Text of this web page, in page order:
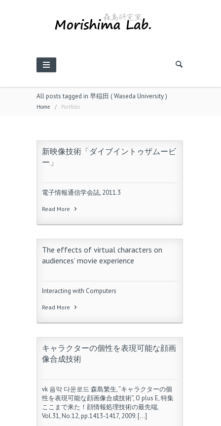
All posts tagged in 早稲田 ( Waseda University )
Home / Portfolio
新映像技術「ダイブイントゥザムービ
ー」
電子情報通信学会誌, 2011.3
Read More
The effects of virtual characters on
audiences’ movie experience
Interacting with Computers
Read More
キャラクターの個性を表現可能な顔画
像合成技術
vk 음악 다운로드 森島繁生, “キャラクターの個
性を表現可能な顔画像合成技術”, O plus E, 特集
ここまで来た！顔情報処理技術の最先端,
Vol.31, No.12, pp.1413-1417, 2009. […]